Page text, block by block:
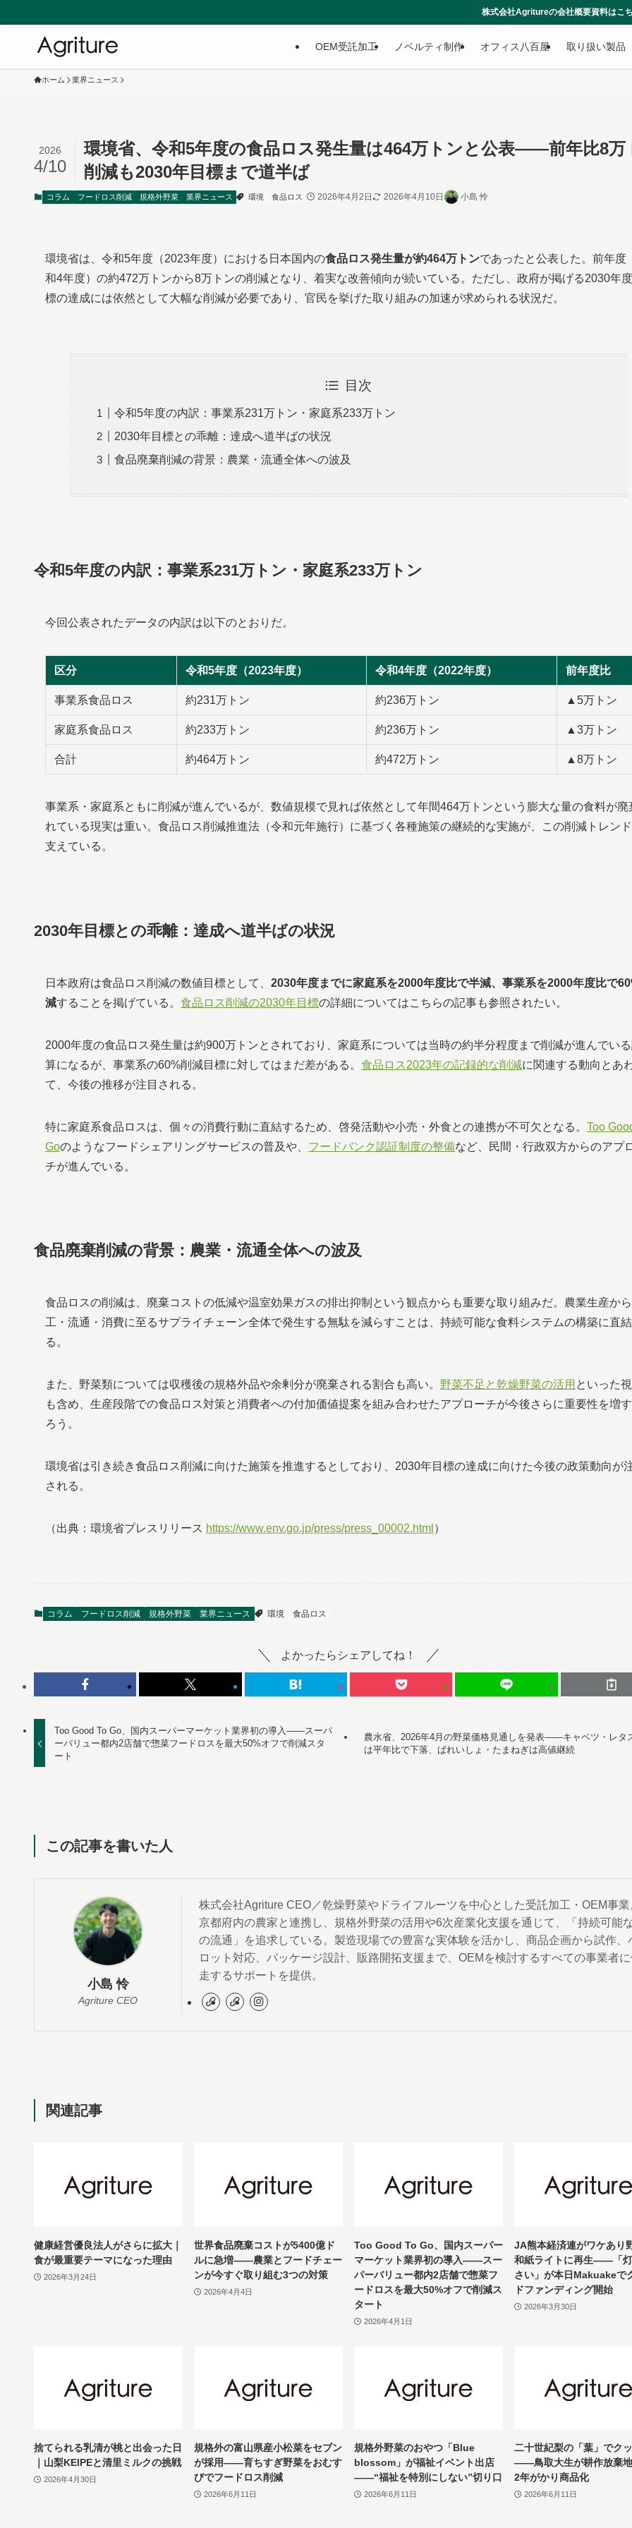
株式会社Agritureの会社概要資料はこちらからダウンロードでき
OEM受託加工 ノベルティ制作 オフィス八百屋 取り扱い製品
ホーム 業界ニュース
環境省、令和5年度の食品ロス発生量は464万トンと公表——前年比8万
削減も2030年目標まで道半ば
2026
4/10
コラム フードロス削減 規格外野菜 業界ニュース 環境 食品ロス 2026年4月2日 2026年4月10日 小島 怜
環境省は、令和5年度（2023年度）における日本国内の食品ロス発生量が約464万トンであったと公表した。前年度
和4年度）の約472万トンから8万トンの削減となり、着実な改善傾向が続いている。ただし、政府が掲げる2030年
標の達成には依然として大幅な削減が必要であり、官民を挙げた取り組みの加速が求められる状況だ。
目次
令和5年度の内訳：事業系231万トン・家庭系233万トン
2030年目標との乖離：達成へ道半ばの状況
食品廃棄削減の背景：農業・流通全体への波及
令和5年度の内訳：事業系231万トン・家庭系233万トン
今回公表されたデータの内訳は以下のとおりだ。
区分 令和5年度（2023年度） 令和4年度（2022年度） 前年度比
事業系食品ロス 約231万トン 約236万トン ▲5万トン
家庭系食品ロス 約233万トン 約236万トン ▲3万トン
合計 約464万トン 約472万トン ▲8万トン
事業系・家庭系ともに削減が進んでいるが、数値規模で見れば依然として年間464万トンという膨大な量の食料が廃
れている現実は重い。食品ロス削減推進法（令和元年施行）に基づく各種施策の継続的な実施が、この削減トレン
支えている。
2030年目標との乖離：達成へ道半ばの状況
日本政府は食品ロス削減の数値目標として、 2030年度までに家庭系を2000年度比で半減、事業系を2000年度比で
減することを掲げている。 食品ロス削減の2030年目標の詳細についてはこちらの記事も参照されたい。
2000年度の食品ロス発生量は約900万トンとされており、家庭系については当時の約半分程度まで削減が進んでい
算になるが、事業系の60%削減目標に対してはまだ差がある。 食品ロス2023年の記録的な削減に関連する動向とあ
て、今後の推移が注目される。
特に家庭系食品ロスは、個々の消費行動に直結するため、啓発活動や小売・外食との連携が不可欠となる。 Too
Goのようなフードシェアリングサービスの普及や、 フードバンク認証制度の整備など、民間・行政双方からのアプ
チが進んでいる。
食品廃棄削減の背景：農業・流通全体への波及
食品ロスの削減は、廃棄コストの低減や温室効果ガスの排出抑制という観点からも重要な取り組みだ。農業生産か
工・流通・消費に至るサプライチェーン全体で発生する無駄を減らすことは、持続可能な食料システムの構築に直
る。
また、野菜類については収穫後の規格外品や余剰分が廃棄される割合も高い。 野菜不足と乾燥野菜の活用 といった
も含め、生産段階での食品ロス対策と消費者への付加価値提案を組み合わせたアプローチが今後さらに重要性を増
ろう。
環境省は引き続き食品ロス削減に向けた施策を推進するとしており、2030年目標の達成に向けた今後の政策動向が
される。
（出典：環境省プレスリリース https://www.env.go.jp/press/press_00002.html ）
コラム フードロス削減 規格外野菜 業界ニュース 環境 食品ロス
よかったらシェアしてね！
Too Good To Go、国内スーパーマーケット業界初の導入——スーパ
ーバリュー都内2店舗で惣菜フードロスを最大50%オフで削減スタ
ート
農水省、2026年4月の野菜価格見通しを発表——キャベツ・レタ
は平年比で下落、ばれいしょ・たまねぎは高値継続
この記事を書いた人
小島 怜
Agriture CEO
株式会社Agriture CEO／乾燥野菜やドライフルーツを中心とした受託加工・OEM事業
京都府内の農家と連携し、規格外野菜の活用や6次産業化支援を通じて、「持続可能
の流通」を追求している。製造現場での豊富な実体験を活かし、商品企画から試作、
ロット対応、パッケージ設計、販路開拓支援まで、OEMを検討するすべての事業者
走するサポートを提供。
関連記事
健康経営優良法人がさらに拡大｜
食が最重要テーマになった理由
2026年3月24日
世界食品廃棄コストが5400億ド
ルに急増——農業とフードチェー
ンが今すぐ取り組む3つの対策
2026年4月4日
Too Good To Go、国内スーパー
マーケット業界初の導入——スー
パーバリュー都内2店舗で惣菜フ
ードロスを最大50%オフで削減ス
タート
2026年4月1日
JA熊本経済連がワケあり
和紙ライトに再生——「
さい」が本日Makuakeで
ドファンディング開始
2026年3月30日
捨てられる乳清が桃と出会った日
｜山梨KEIPEと清里ミルクの挑戦
2026年4月30日
規格外の富山県産小松菜をセブン
が採用——育ちすぎ野菜をおむす
びでフードロス削減
2026年6月11日
規格外野菜のおやつ「Blue
blossom」が福祉イベント出店
——“福祉を特別にしない”切り口
2026年6月11日
二十世紀梨の「葉」でク
——鳥取大生が耕作放棄
2年がかり商品化
2026年6月11日